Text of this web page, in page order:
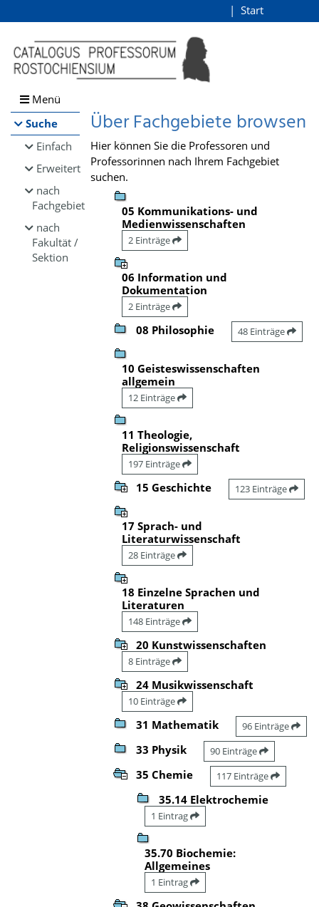
Browsen
direkt zum Inhalt
Start
Menü
Suche
Einfach
Erweitert
nach
Fachgebiet
nach
Fakultät /
Sektion
Über Fachgebiete browsen
Hier können Sie die Professoren und
Professorinnen nach Ihrem Fachgebiet
suchen.
05 Kommunikations- und
Medienwissenschaften
2 Einträge
06 Information und
Dokumentation
2 Einträge
08 Philosophie 48 Einträge
10 Geisteswissenschaften
allgemein
12 Einträge
11 Theologie,
Religionswissenschaft
197 Einträge
15 Geschichte 123 Einträge
17 Sprach- und
Literaturwissenschaft
28 Einträge
18 Einzelne Sprachen und
Literaturen
148 Einträge
20 Kunstwissenschaften
8 Einträge
24 Musikwissenschaft
10 Einträge
31 Mathematik 96 Einträge
33 Physik 90 Einträge
35 Chemie 117 Einträge
35.14 Elektrochemie
1 Eintrag
35.70 Biochemie:
Allgemeines
1 Eintrag